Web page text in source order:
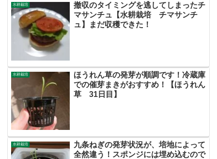
水耕栽培
撤収のタイミングを逃してしまったチ
マサンチュ【水耕栽培 チマサンチ
ュ】まだ収穫できた！
水耕栽培
ほうれん草の発芽が順調です！冷蔵庫
での催芽まきがおすすめ！【ほうれん
草 31日目】
水耕栽培
九条ねぎの発芽状況が、培地によって
全然違う！スポンジには埋め込むので